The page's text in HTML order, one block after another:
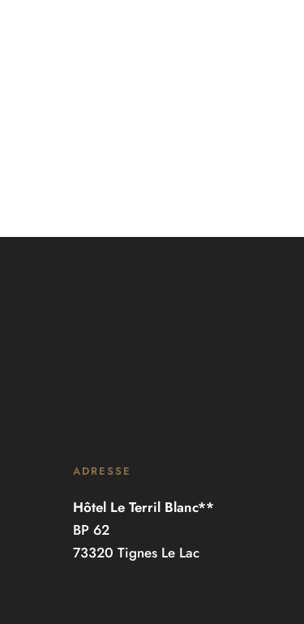
ADRESSE
Hôtel Le Terril Blanc**
BP 62
73320 Tignes Le Lac